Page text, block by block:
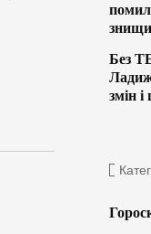
Без
змін